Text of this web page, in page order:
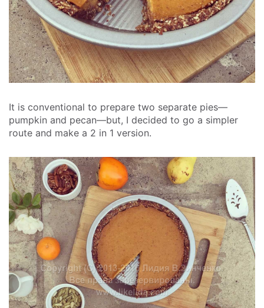
It is conventional to prepare two separate pies—
pumpkin and pecan—but, I decided to go a simpler
route and make a 2 in 1 version.